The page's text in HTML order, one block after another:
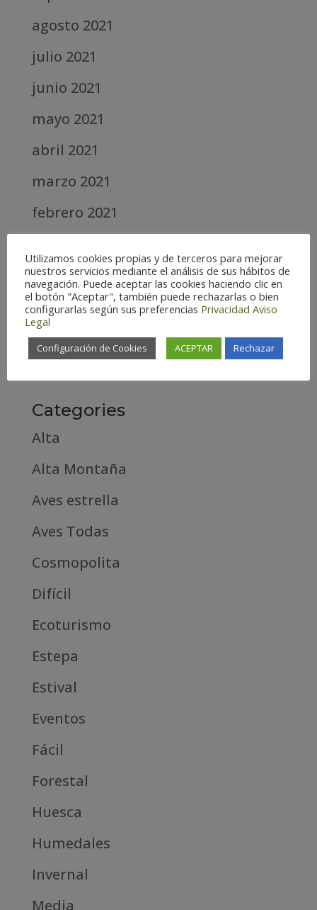
agosto 2021
julio 2021
junio 2021
mayo 2021
abril 2021
marzo 2021
febrero 2021
abril 2020
marzo 2020
febrero 2019
Categories
Alta
Alta Montaña
Aves estrella
Aves Todas
Cosmopolita
Difícil
Ecoturismo
Estepa
Estival
Eventos
Fácil
Forestal
Huesca
Humedales
Invernal
Media
Utilizamos cookies propias y de terceros para mejorar
nuestros servicios mediante el análisis de sus hábitos de
navegación. Puede aceptar las cookies haciendo clic en
el botón "Aceptar", también puede rechazarlas o bien
configurarlas según sus preferencias Privacidad Aviso
Legal
Configuración de Cookies ACEPTAR Rechazar